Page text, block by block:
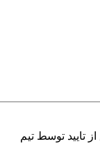
تایید توسط تیم